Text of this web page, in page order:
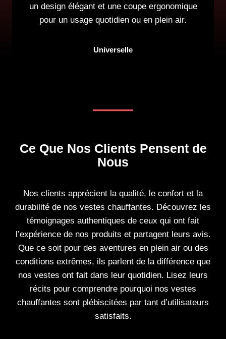
un design élégant et une coupe ergonomique
pour un usage quotidien ou en plein air.
Universelle
Ce Que Nos Clients Pensent de
Nous
Nos clients apprécient la qualité, le confort et la
durabilité de nos vestes chauffantes. Découvrez les
témoignages authentiques de ceux qui ont fait
l’expérience de nos produits et partagent leurs avis.
Que ce soit pour des aventures en plein air ou des
conditions extrêmes, ils parlent de la différence que
nos vestes ont fait dans leur quotidien. Lisez leurs
récits pour comprendre pourquoi nos vestes
chauffantes sont plébiscitées par tant d’utilisateurs
satisfaits.